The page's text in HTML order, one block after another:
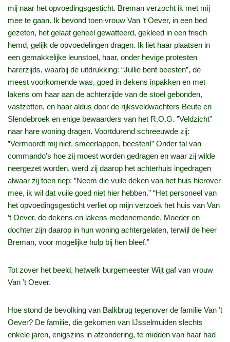
mij naar het opvoedingsgesticht. Breman verzocht ik met mij
mee te gaan. Ik bevond toen vrouw Van ’t Oever, in een bed
gezeten, het gelaat geheel gewatteerd, gekleed in een frisch
hemd, gelijk de opvoedelingen dragen. Ik liet haar plaatsen in
een gemakkelijke leunstoel, haar, onder hevige protesten
harerzijds, waarbij de uitdrukking: “Jullie bent beesten”, de
meest voorkomende was, goed in dekens inpakken en met
lakens om haar aan de achterzijde van de stoel gebonden,
vastzetten, en haar aldus door de rijksveldwachters Beute en
Slendebroek en enige bewaarders van het R.O.G. ”Veldzicht”
naar hare woning dragen. Voortdurend schreeuwde zij:
”Vermoordt mij niet, smeerlappen, beesten!” Onder tal van
commando’s hoe zij moest worden gedragen en waar zij wilde
neergezet worden, werd zij daarop het achterhuis ingedragen
alwaar zij toen riep: ”Neem die vuile deken van het huis hierover
mee, ik wil dat vuile goed niet hier hebben.” “Het personeel van
het opvoedingsgesticht verliet op mijn verzoek het huis van Van
’t Oever, de dekens en lakens medenemende. Moeder en
dochter zijn daarop in hun woning achtergelaten, terwijl de heer
Breman, voor mogelijke hulp bij hen bleef.”
Tot zover het beeld, hetwelk burgemeester Wijt gaf van vrouw
Van ’t Oever.
Hoe stond de bevolking van Balkbrug tegenover de familie Van ’t
Oever? De familie, die gekomen van IJsselmuiden slechts
enkele jaren, enigszins in afzondering, te midden van haar had